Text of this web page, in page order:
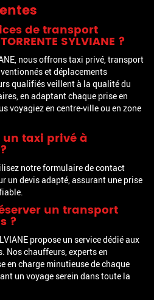
de transport
SYLVIANE ?
nous offrons taxi privé, transport
et déplacements
qualifiés veillent à la qualité du
en adaptant chaque prise en
voyagiez en centre-ville ou en zone
taxi privé à
notre formulaire de contact
un devis adapté, assurant une prise
un transport
?
propose un service dédié aux
Nos chauffeurs, experts en
en charge minutieuse de chaque
un voyage serein dans toute la